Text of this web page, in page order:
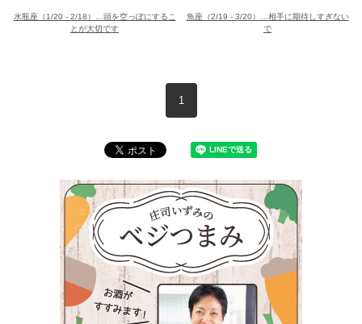
水瓶座（1/20 - 2/18）…頭を空っぽにするこ
とが大切です
魚座（2/19 - 3/20）…相手に期待しすぎない
で
1